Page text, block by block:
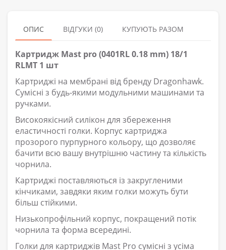
ОПИС ВІДГУКИ (0) КУПУЮТЬ РАЗОМ
Картридж Mast pro (0401RL 0.18 mm) 18/1
RLMT 1 шт
Картриджі на мембрані від бренду Dragonhawk.
Сумісні з будь-якими модульними машинами та
ручками.
Високоякісний силікон для збереження
еластичності голки. Корпус картриджа
прозорого пурпурного кольору, що дозволяє
бачити всю вашу внутрішню частину та кількість
чорнила.
Картриджі поставляються із закругленими
кінчиками, завдяки яким голки можуть бути
більш стійкими.
Низькопрофільний корпус, покращений потік
чорнила та форма всередині.
Голки для картриджів Mast Pro сумісні з усіма